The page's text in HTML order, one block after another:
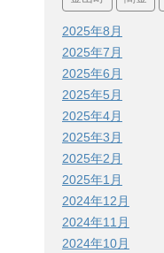
2025年8月
2025年7月
2025年6月
2025年5月
2025年4月
2025年3月
2025年2月
2025年1月
2024年12月
2024年11月
2024年10月